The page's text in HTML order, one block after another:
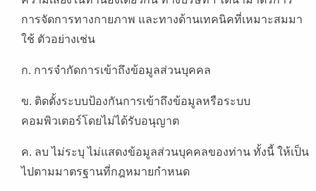
การจัดการทางกายภาพ และทางด้านเทคนิคที่เหมาะสมมา
ใช้ ตัวอย่างเช่น
ก. การจำกัดการเข้าถึงข้อมูลส่วนบุคคล
ข. ติดตั้งระบบป้องกันการเข้าถึงข้อมูลหรือระบบ
คอมพิวเตอร์โดยไม่ได้รับอนุญาต
ค. ลบ ไม่ระบุ ไม่แสดงข้อมูลส่วนบุคคลของท่าน ทั้งนี้ ให้เป็น
ไปตามมาตรฐานที่กฎหมายกำหนด